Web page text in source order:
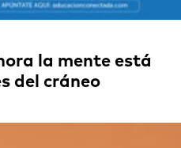
la mente está
del cráneo